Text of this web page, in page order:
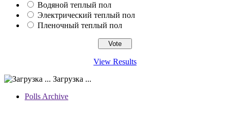
Водяной теплый пол
Электрический теплый пол
Пленочный теплый пол
View Results
Загрузка ...
Polls Archive